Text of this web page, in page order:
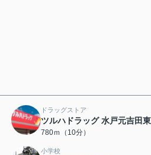
ドラッグストア
ツルハドラッグ 水戸元吉田
780ｍ（10分）
小学校